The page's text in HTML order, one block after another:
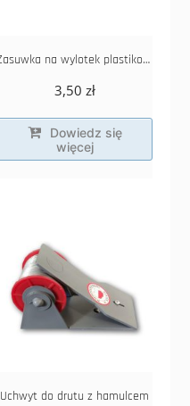
Zasuwka na wylotek plastikowa 185 mm
3,50 zł
Dowiedz się
więcej
Uchwyt do drutu z hamulcem